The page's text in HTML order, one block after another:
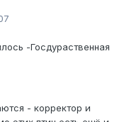
-Госдураственная
- корректор и